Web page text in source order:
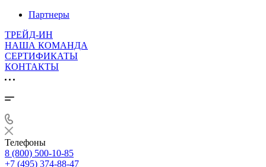
Партнеры
ТРЕЙД-ИН
НАША КОМАНДА
СЕРТИФИКАТЫ
КОНТАКТЫ
Телефоны
8 (800) 500-10-85
+7 (495) 374-88-47